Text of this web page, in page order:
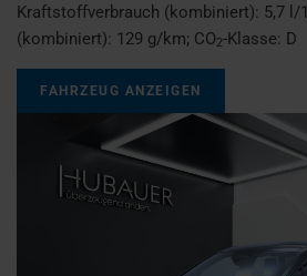
Kraftstoffverbrauch (kombiniert): 5,7 l/
(kombiniert): 129 g/km; CO2-Klasse: D
FAHRZEUG ANZEIGEN